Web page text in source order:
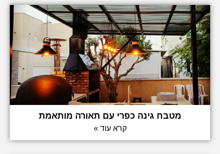
מטבח גינה כפרי עם תאורה מותאמת
קרא עוד »